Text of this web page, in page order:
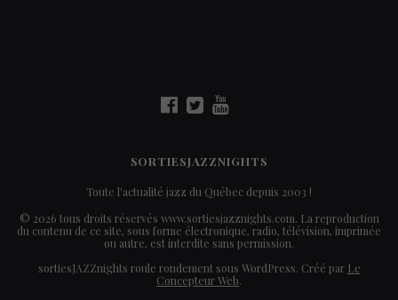
SORTIESJAZZNIGHTS
Toute l'actualité jazz du Québec depuis 2003 !
© 2026 tous droits réservés www.sortiesjazznights.com. La reproduction
du contenu de ce site, sous forme électronique, radio, télévision, imprimée
ou autre, est interdite sans permission.
sortiesJAZZnights roule rondement sous WordPress. Créé par Le
Concepteur Web.